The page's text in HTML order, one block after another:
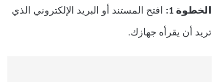
الخطوة 1: افتح المستند أو البريد الإلكتروني الذي
تريد أن يقرأه جهازك.